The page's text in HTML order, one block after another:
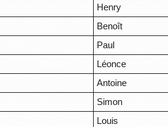
Henry
Benoît
Paul
Léonce
Antoine
Simon
Louis